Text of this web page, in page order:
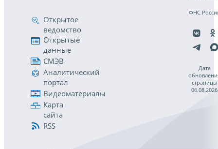
Открытое
ведомство
Открытые
данные
СМЭВ
Аналитический
портал
Видеоматериалы
Карта
сайта
RSS
ФНС
Дата
страницы
06.08.2026